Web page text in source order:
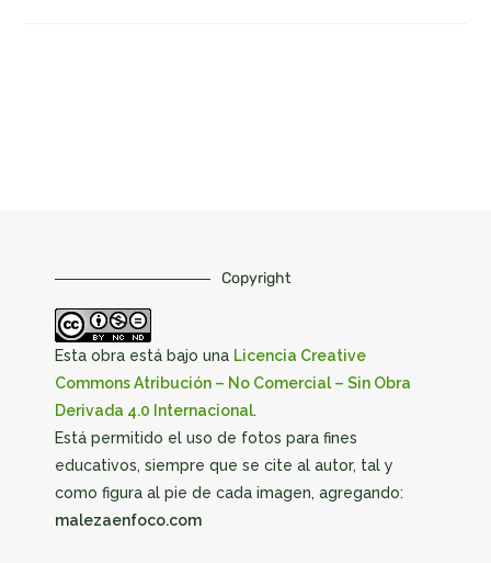
Copyright
Esta obra está bajo una Licencia Creative
Commons Atribución – No Comercial – Sin Obra
Derivada 4.0 Internacional.
Está permitido el uso de fotos para fines
educativos, siempre que se cite al autor, tal y
como figura al pie de cada imagen, agregando:
malezaenfoco.com